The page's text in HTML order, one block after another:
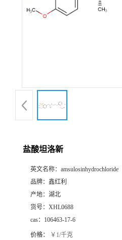
盐酸坦洛新
英文名称： amsulosinhydrochloride
品牌： 鑫红利
产地： 湖北
货号： XHL0688
cas： 106463-17-6
价格： ￥1/千克